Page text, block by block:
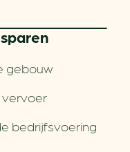
gebouw
vervoer
bedrijfsvoering